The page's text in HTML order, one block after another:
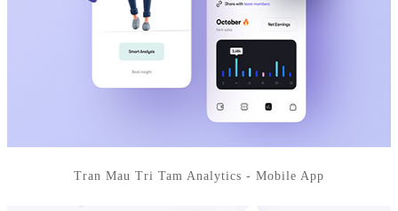
Tran Mau Tri Tam Analytics - Mobile App